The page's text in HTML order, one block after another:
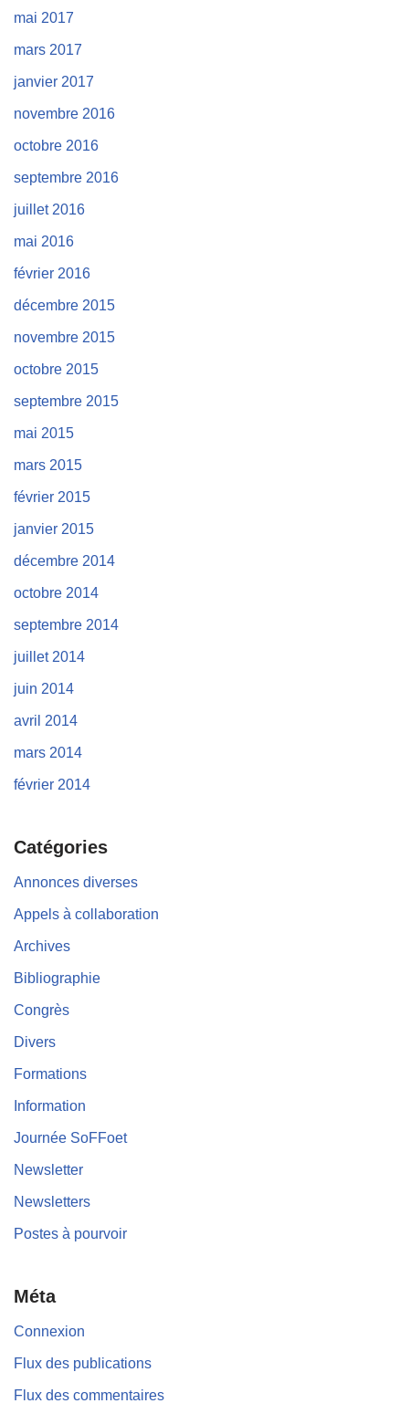
mai 2017
mars 2017
janvier 2017
novembre 2016
octobre 2016
septembre 2016
juillet 2016
mai 2016
février 2016
décembre 2015
novembre 2015
octobre 2015
septembre 2015
mai 2015
mars 2015
février 2015
janvier 2015
décembre 2014
octobre 2014
septembre 2014
juillet 2014
juin 2014
avril 2014
mars 2014
février 2014
Catégories
Annonces diverses
Appels à collaboration
Archives
Bibliographie
Congrès
Divers
Formations
Information
Journée SoFFoet
Newsletter
Newsletters
Postes à pourvoir
Méta
Connexion
Flux des publications
Flux des commentaires